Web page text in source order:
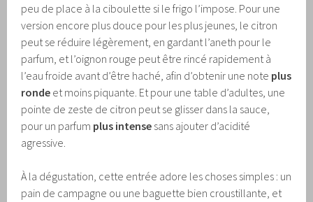
peu de place à la ciboulette si le frigo l’impose. Pour une
version encore plus douce pour les plus jeunes, le citron
peut se réduire légèrement, en gardant l’aneth pour le
parfum, et l’oignon rouge peut être rincé rapidement à
l’eau froide avant d’être haché, afin d’obtenir une note plus
ronde et moins piquante. Et pour une table d’adultes, une
pointe de zeste de citron peut se glisser dans la sauce,
pour un parfum plus intense sans ajouter d’acidité
agressive.
À la dégustation, cette entrée adore les choses simples : un
pain de campagne ou une baguette bien croustillante, et